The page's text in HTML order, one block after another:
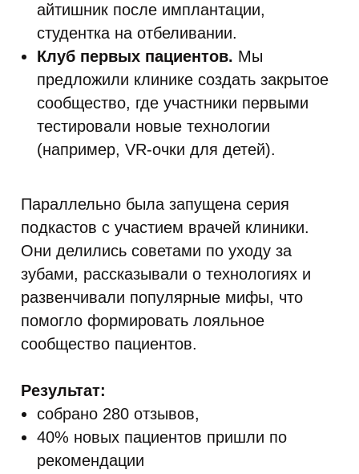
айтишник после имплантации,
студентка на отбеливании.
Клуб первых пациентов. Мы
предложили клинике создать закрытое
сообщество, где участники первыми
тестировали новые технологии
(например, VR-очки для детей).
Параллельно была запущена серия
подкастов с участием врачей клиники.
Они делились советами по уходу за
зубами, рассказывали о технологиях и
развенчивали популярные мифы, что
помогло формировать лояльное
сообщество пациентов.
Результат:
собрано 280 отзывов,
40% новых пациентов пришли по
рекомендации